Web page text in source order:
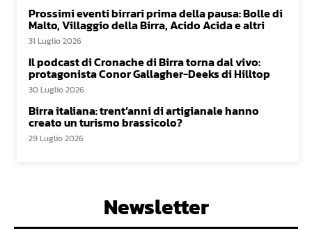
Prossimi eventi birrari prima della pausa: Bolle di
Malto, Villaggio della Birra, Acido Acida e altri
31 Luglio 2026
Il podcast di Cronache di Birra torna dal vivo:
protagonista Conor Gallagher-Deeks di Hilltop
30 Luglio 2026
Birra italiana: trent’anni di artigianale hanno
creato un turismo brassicolo?
29 Luglio 2026
Newsletter